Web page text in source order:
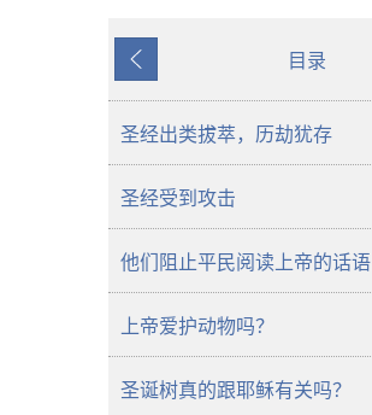
物
载
选
醒！
2011
年
月
上
一
页
目录
圣经出类拔萃，历劫犹存
圣经受到攻击
他们阻止平民阅读上帝的话语
上帝爱护动物吗？
圣诞树真的跟耶稣有关吗？